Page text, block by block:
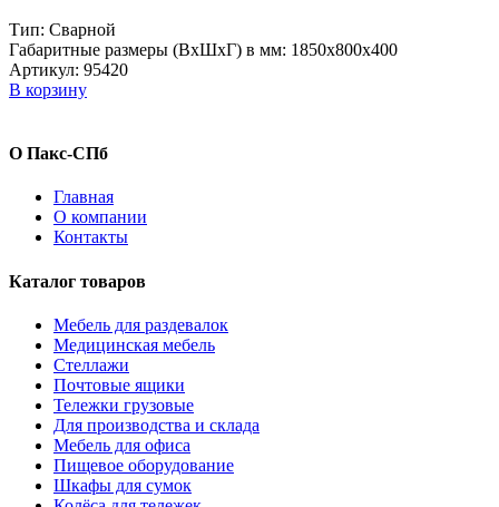
Тип: Сварной
Габаритные размеры (ВxШxГ) в мм: 1850х800х400
Артикул: 95420
В корзину
О Пакс-СПб
Главная
О компании
Контакты
Каталог товаров
Мебель для раздевалок
Медицинская мебель
Стеллажи
Почтовые ящики
Тележки грузовые
Для производства и склада
Мебель для офиса
Пищевое оборудование
Шкафы для сумок